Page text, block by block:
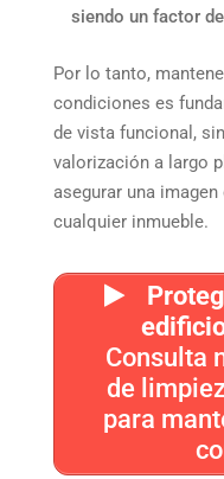
siendo un factor
Por lo tanto,
condiciones es
de vista funcional,
valorización a largo
asegurar una
cualquier inmueble.
Consulta
de
para